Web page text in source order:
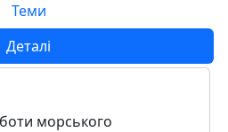
Теми
Деталі
морського